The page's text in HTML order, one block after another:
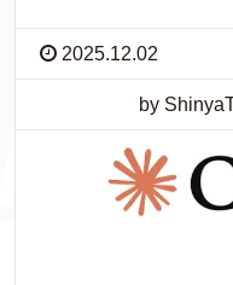
2025.12.02
by